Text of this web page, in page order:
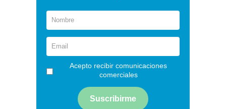
Acepto recibir comunicaciones
comerciales